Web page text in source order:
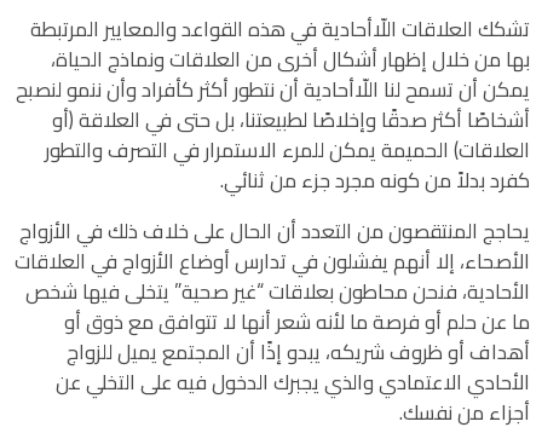
تشكك العلاقات اللّاأحادية في هذه القواعد والمعايير المرتبطة
بها من خلال إظهار أشكال أخرى من العلاقات ونماذج الحياة،
يمكن أن تسمح لنا اللّاأحادية أن نتطور أكثر كأفراد وأن ننمو لنصبح
أشخاصًا أكثر صدقًا وإخلاصًا لطبيعتنا، بل حتى في العلاقة (أو
العلاقات) الحميمة يمكن للمرء الاستمرار في التصرف والتطور
كفرد بدلاً من كونه مجرد جزء من ثنائي.
يحاجج المنتقصون من التعدد أن الحال على خلاف ذلك في الأزواج
الأصحاء، إلا أنهم يفشلون في تدارس أوضاع الأزواج في العلاقات
الأحادية، فنحن محاطون بعلاقات “غير صحية” يتخلى فيها شخص
ما عن حلم أو فرصة ما لأنه شعر أنها لا تتوافق مع ذوق أو
أهداف أو ظروف شريكه، يبدو إذًا أن المجتمع يميل للزواج
الأحادي الاعتمادي والذي يجبرك الدخول فيه على التخلي عن
أجزاء من نفسك.